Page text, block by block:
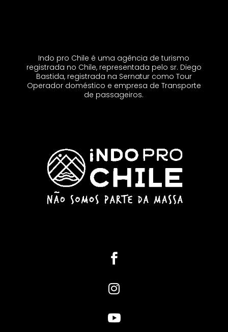
Indo pro Chile é uma agência de turismo
registrada no Chile, representada pelo sr. Diego
Bastida, registrada na Sernatur como Tour
Operador doméstico e empresa de Transporte
de passageiros.


